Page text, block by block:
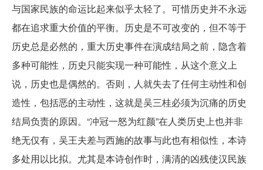
与国家民族的命运比起来似乎太轻了。可惜历史并不永远
都在追求重大价值的平衡。历史是不可改变的，但不等于
历史总是必然的，重大历史事件在演成结局之前，隐含着
多种可能性，历史只能实现一种可能性，从这个意义上
说，历史也是偶然的。否则，人就失去了任何主动性和创
造性，包括恶的主动性，这就是吴三桂必须为沉痛的历史
结局负责的原因。“冲冠一怒为红颜”在人类历史上也并非
绝无仅有，吴王夫差与西施的故事与此也有相似性，本诗
多处用以比拟。尤其是本诗创作时，满清的凶残使汉民族